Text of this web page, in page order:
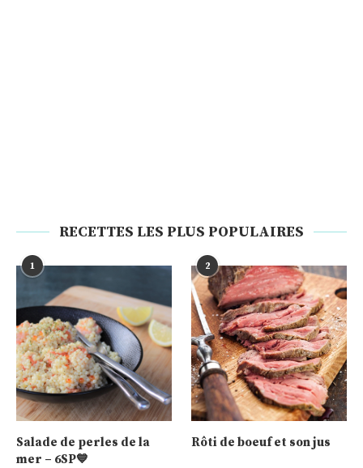
RECETTES LES PLUS POPULAIRES
1
Salade de perles de la
mer – 6SP💙
2
Rôti de boeuf et son jus